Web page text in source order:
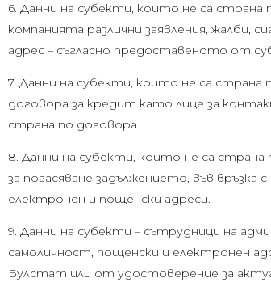
6. Данни на субекти, които не са
компанията различни заявления, жалби,
адрес – съгласно предоставеното от
7. Данни на субекти, които не са
договора за кредит като лице за
страна по договора.
8. Данни на субекти, които не са страна
за погасяване задължението, във
електронен и пощенски адреси.
9. Данни на субекти – сътрудници на
самоличност, пощенски и електронен
Булстат или от удостоверение за